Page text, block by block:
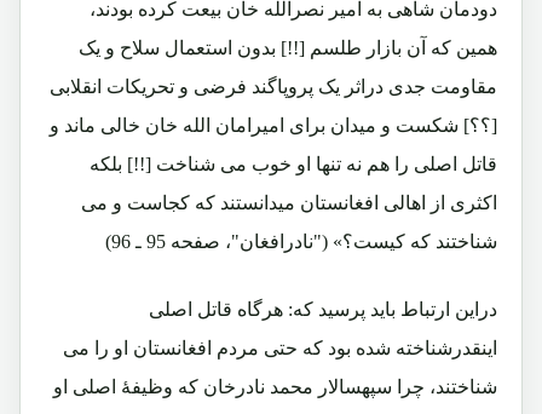
دودمان شاهی به امیر نصرالله خان بیعت کرده بودند،
همین که آن بازار طلسم [!!] بدون استعمال سلاح و یک
مقاومت جدی دراثر یک پروپاگند فرضی و تحریکات انقلابی
[؟؟] شکست و میدان برای امیرامان الله خان خالی ماند و
قاتل اصلی را هم نه تنها او خوب می شناخت [!!] بلکه
اکثری از اهالی افغانستان میدانستند که کجاست و می
شناختند که کیست؟» ("نادرافغان"، صفحه 95 ـ 96)
دراین ارتباط باید پرسید که: هرگاه قاتل اصلی
اینقدرشناخته شده بود که حتی مردم افغانستان او را می
شناختند، چرا سپهسالار محمد نادرخان که وظیفۀ اصلی او